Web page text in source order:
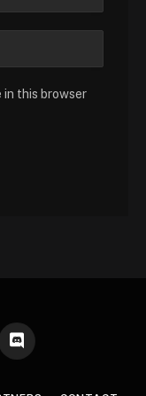
in this browser
Discord